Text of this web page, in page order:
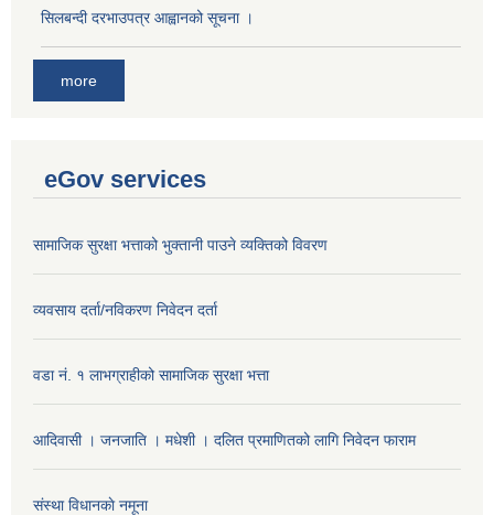
सिलबन्दी दरभाउपत्र आह्वानको सूचना ।
more
eGov services
सामाजिक सुरक्षा भत्ताको भुक्तानी पाउने व्यक्तिको विवरण
व्यवसाय दर्ता/नविकरण निवेदन दर्ता
वडा नं. १ लाभग्राहीको सामाजिक सुरक्षा भत्ता
आदिवासी । जनजाति । मधेशी । दलित प्रमाणितको लागि निवेदन फाराम
संस्था विधानकाे नमूना